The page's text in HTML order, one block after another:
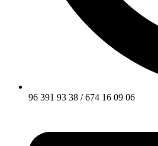
96 391 93 38 / 674 16 09 06